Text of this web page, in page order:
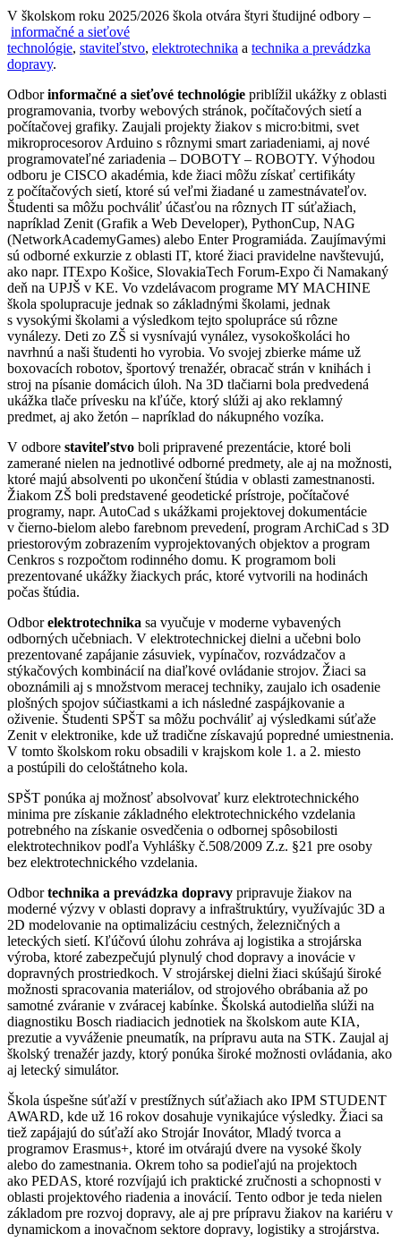
V školskom roku 2025/2026 škola otvára štyri študijné odbory –
informačné a sieťové
technológie, staviteľstvo, elektrotechnika a technika a prevádzka
dopravy.
Odborinformačné a sieťové technológie priblížil ukážky z oblasti
programovania, tvorby webových stránok, počítačových sietí a
počítačovej grafiky. Zaujali projekty žiakov s micro:bitmi, svet
mikroprocesorov Arduino s rôznymi smart zariadeniami, aj nové
programovateľné zariadenia – DOBOTY – ROBOTY. Výhodou
odboru je CISCO akadémia, kde žiaci môžu získať certifikáty
z počítačových sietí, ktoré sú veľmi žiadané u zamestnávateľov.
Študenti sa môžu pochváliť účasťou na rôznych IT súťažiach,
napríklad Zenit (Grafik a Web Developer), PythonCup, NAG
(NetworkAcademyGames) alebo Enter Programiáda. Zaujímavými
sú odborné exkurzie z oblasti IT, ktoré žiaci pravidelne navštevujú,
ako napr. ITExpo Košice, SlovakiaTech Forum-Expo či Namakaný
deň na UPJŠ v KE. Vo vzdelávacom programe MY MACHINE
škola spolupracuje jednak so základnými školami, jednak
s vysokými školami a výsledkom tejto spolupráce sú rôzne
vynálezy. Deti zo ZŠ si vysnívajú vynález, vysokoškoláci ho
navrhnú a naši študenti ho vyrobia. Vo svojej zbierke máme už
boxovacích robotov, športový trenažér, obracač strán v knihách i
stroj na písanie domácich úloh. Na 3D tlačiarni bola predvedená
ukážka tlače prívesku na kľúče, ktorý slúži aj ako reklamný
predmet, aj ako žetón – napríklad do nákupného vozíka.
V odbore staviteľstvo boli pripravené prezentácie, ktoré boli
zamerané nielen na jednotlivé odborné predmety, ale aj na možnosti,
ktoré majú absolventi po ukončení štúdia v oblasti zamestnanosti.
Žiakom ZŠ boli predstavené geodetické prístroje, počítačové
programy, napr. AutoCad s ukážkami projektovej dokumentácie
v čierno-bielom alebo farebnom prevedení, program ArchiCad s 3D
priestorovým zobrazením vyprojektovaných objektov a program
Cenkros s rozpočtom rodinného domu. K programom boli
prezentované ukážky žiackych prác, ktoré vytvorili na hodinách
počas štúdia.
Odborelektrotechnika sa vyučuje v moderne vybavených
odborných učebniach. V elektrotechnickej dielni a učebni bolo
prezentované zapájanie zásuviek, vypínačov, rozvádzačov a
stýkačových kombinácií na diaľkové ovládanie strojov. Žiaci sa
oboznámili aj s množstvom meracej techniky, zaujalo ich osadenie
plošných spojov súčiastkami a ich následné zaspájkovanie a
oživenie. Študenti SPŠT sa môžu pochváliť aj výsledkami súťaže
Zenit v elektronike, kde už tradične získavajú popredné umiestnenia.
V tomto školskom roku obsadili v krajskom kole 1. a 2. miesto
a postúpili do celoštátneho kola.
SPŠT ponúka aj možnosť absolvovať kurz elektrotechnického
minima pre získanie základného elektrotechnického vzdelania
potrebného na získanie osvedčenia o odbornej spôsobilosti
elektrotechnikov podľa Vyhlášky č.508/2009 Z.z. §21 pre osoby
bez elektrotechnického vzdelania.
Odbortechnika a prevádzka dopravy pripravuje žiakov na
moderné výzvy v oblasti dopravy a infraštruktúry, využívajúc 3D a
2D modelovanie na optimalizáciu cestných, železničných a
leteckých sietí. Kľúčovú úlohu zohráva aj logistika a strojárska
výroba, ktoré zabezpečujú plynulý chod dopravy a inovácie v
dopravných prostriedkoch. V strojárskej dielni žiaci skúšajú široké
možnosti spracovania materiálov, od strojového obrábania až po
samotné zváranie v zváracej kabínke. Školská autodielňa slúži na
diagnostiku Bosch riadiacich jednotiek na školskom aute KIA,
prezutie a vyváženie pneumatík, na prípravu auta na STK. Zaujal aj
školský trenažér jazdy, ktorý ponúka široké možnosti ovládania, ako
aj letecký simulátor.
Škola úspešne súťaží v prestížnych súťažiach ako IPM STUDENT
AWARD, kde už 16 rokov dosahuje vynikajúce výsledky. Žiaci sa
tiež zapájajú do súťaží ako Strojár Inovátor, Mladý tvorca a
programov Erasmus+, ktoré im otvárajú dvere na vysoké školy
alebo do zamestnania. Okrem toho sa podieľajú na projektoch
ako PEDAS, ktoré rozvíjajú ich praktické zručnosti a schopnosti v
oblasti projektového riadenia a inovácií. Tento odbor je teda nielen
základom pre rozvoj dopravy, ale aj pre prípravu žiakov na kariéru v
dynamickom a inovačnom sektore dopravy, logistiky a strojárstva.